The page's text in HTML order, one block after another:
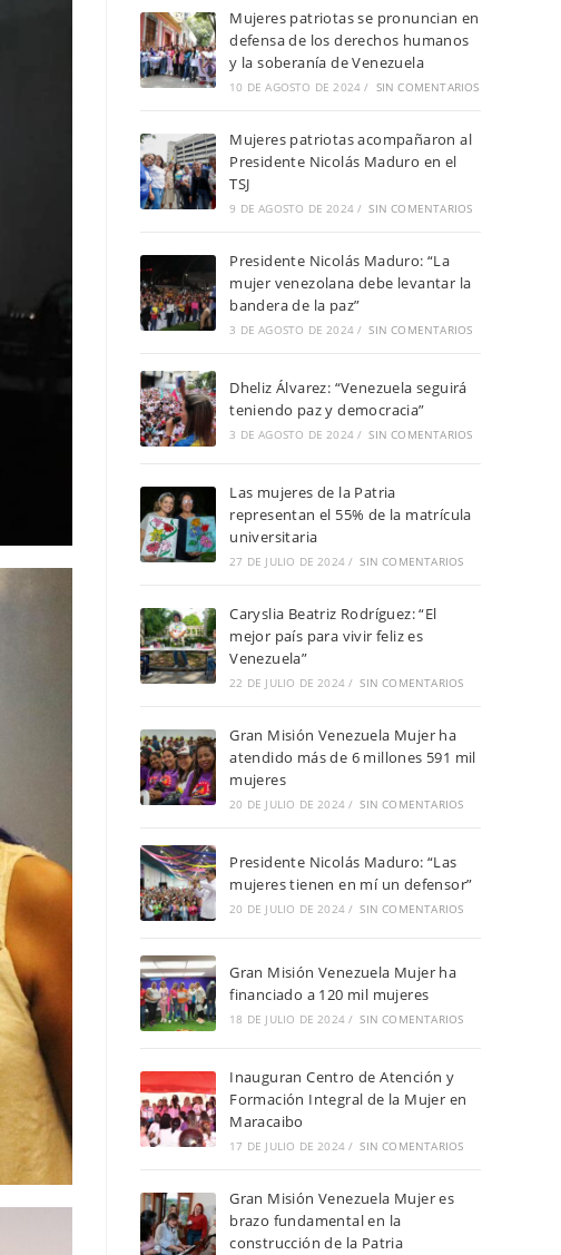
Mujeres patriotas se pronuncian en
defensa de los derechos humanos
y la soberanía de Venezuela
10 DE AGOSTO DE 2024 / SIN COMENTARIOS
Mujeres patriotas acompañaron al
Presidente Nicolás Maduro en el
TSJ
9 DE AGOSTO DE 2024 / SIN COMENTARIOS
Presidente Nicolás Maduro: “La
mujer venezolana debe levantar la
bandera de la paz”
3 DE AGOSTO DE 2024 / SIN COMENTARIOS
Dheliz Álvarez: “Venezuela seguirá
teniendo paz y democracia”
3 DE AGOSTO DE 2024 / SIN COMENTARIOS
Las mujeres de la Patria
representan el 55% de la matrícula
universitaria
27 DE JULIO DE 2024 / SIN COMENTARIOS
Caryslia Beatriz Rodríguez: “El
mejor país para vivir feliz es
Venezuela”
22 DE JULIO DE 2024 / SIN COMENTARIOS
Gran Misión Venezuela Mujer ha
atendido más de 6 millones 591 mil
mujeres
20 DE JULIO DE 2024 / SIN COMENTARIOS
Presidente Nicolás Maduro: “Las
mujeres tienen en mí un defensor”
20 DE JULIO DE 2024 / SIN COMENTARIOS
Gran Misión Venezuela Mujer ha
financiado a 120 mil mujeres
18 DE JULIO DE 2024 / SIN COMENTARIOS
Inauguran Centro de Atención y
Formación Integral de la Mujer en
Maracaibo
17 DE JULIO DE 2024 / SIN COMENTARIOS
Gran Misión Venezuela Mujer es
brazo fundamental en la
construcción de la Patria